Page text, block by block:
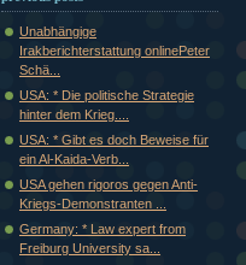
Unabhängige
Irakberichterstattung onlinePeter
Schä...
USA: * Die politische Strategie
hinter dem Krieg....
USA: * Gibt es doch Beweise für
ein Al-Kaida-Verb...
USA gehen rigoros gegen Anti-
Kriegs-Demonstranten ...
Germany: * Law expert from
Freiburg University sa...